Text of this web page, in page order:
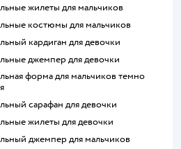
жилеты для мальчиков
костюмы для мальчиков
кардиган для девочки
джемпер для девочки
сарафан для девочки
жилеты для девочки
джемпер для мальчиков